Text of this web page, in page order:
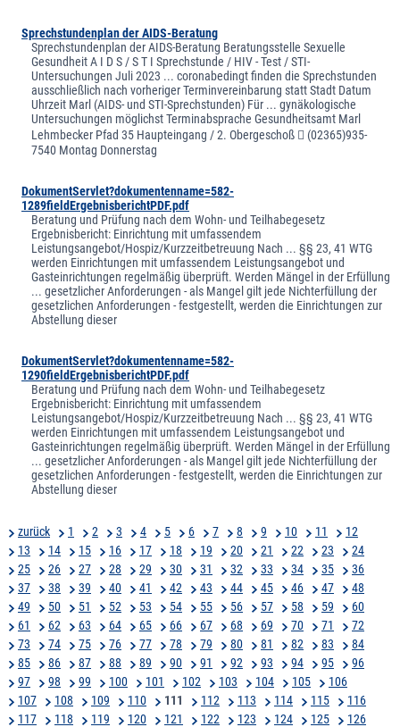
Sprechstundenplan der AIDS-Beratung
Sprechstundenplan der AIDS-Beratung Beratungsstelle Sexuelle
Gesundheit A I D S / S T I Sprechstunde / HIV - Test / STI-
Untersuchungen Juli 2023 ... coronabedingt finden die Sprechstunden
ausschließlich nach vorheriger Terminvereinbarung statt Stadt Datum
Uhrzeit Marl (AIDS- und STI-Sprechstunden) Für ... gynäkologische
Untersuchungen möglichst Terminabsprache Gesundheitsamt Marl
Lehmbecker Pfad 35 Haupteingang / 2. Obergeschoß  (02365)935-
7540 Montag Donnerstag
DokumentServlet?dokumentenname=582-
1289fieldErgebnisberichtPDF.pdf
Beratung und Prüfung nach dem Wohn- und Teilhabegesetz
Ergebnisbericht: Einrichtung mit umfassendem
Leistungsangebot/Hospiz/Kurzzeitbetreuung Nach ... §§ 23, 41 WTG
werden Einrichtungen mit umfassendem Leistungsangebot und
Gasteinrichtungen regelmäßig überprüft. Werden Mängel in der Erfüllung
... gesetzlicher Anforderungen - als Mangel gilt jede Nichterfüllung der
gesetzlichen Anforderungen - festgestellt, werden die Einrichtungen zur
Abstellung dieser
DokumentServlet?dokumentenname=582-
1290fieldErgebnisberichtPDF.pdf
Beratung und Prüfung nach dem Wohn- und Teilhabegesetz
Ergebnisbericht: Einrichtung mit umfassendem
Leistungsangebot/Hospiz/Kurzzeitbetreuung Nach ... §§ 23, 41 WTG
werden Einrichtungen mit umfassendem Leistungsangebot und
Gasteinrichtungen regelmäßig überprüft. Werden Mängel in der Erfüllung
... gesetzlicher Anforderungen - als Mangel gilt jede Nichterfüllung der
gesetzlichen Anforderungen - festgestellt, werden die Einrichtungen zur
Abstellung dieser
zurück 1 2 3 4 5 6 7 8 9 10 11
12
13
14 15 16 17 18 19 20 21 22 23
24
25
26 27 28 29 30 31 32 33 34 35
36
37
38 39 40 41 42 43 44 45 46 47
48
49
50 51 52 53 54 55 56 57 58 59
60
61
62 63 64 65 66 67 68 69 70 71
72
73
74 75 76 77 78 79 80 81 82 83
84
85
86 87 88 89 90 91 92 93 94 95
96
97
98 99 100 101 102 103 104 105
106
107
108 109 110 111 112 113 114 115
116
117
118 119 120 121 122 123 124 125
126